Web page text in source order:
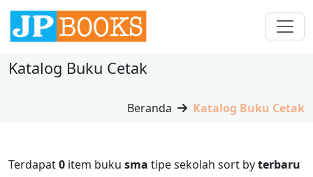
Katalog Buku Cetak
Beranda Katalog Buku Cetak
Terdapat0 item buku sma tipe sekolah sort byterbaru